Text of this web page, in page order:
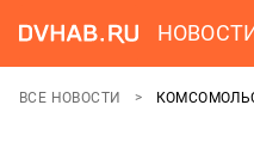
ВСЕ НОВОСТИ